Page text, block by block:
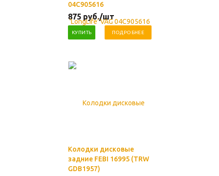
04C905616
875 руб./шт
КУПИТЬ ПОДРОБНЕЕ
Колодки дисковые
задние FEBI 16995 (TRW
GDB1957)